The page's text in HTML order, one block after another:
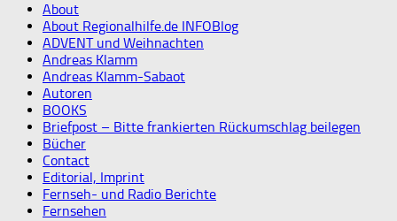
About
About Regionalhilfe.de INFOBlog
ADVENT und Weihnachten
Andreas Klamm
Andreas Klamm-Sabaot
Autoren
BOOKS
Briefpost – Bitte frankierten Rückumschlag beilegen
Bücher
Contact
Editorial, Imprint
Fernseh- und Radio Berichte
Fernsehen